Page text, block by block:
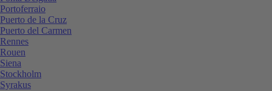
Portoferraio
Puerto de la Cruz
Puerto del Carmen
Rennes
Rouen
Siena
Stockholm
Syrakus